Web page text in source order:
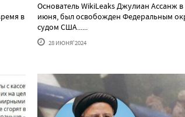
в
Основатель WikiLeaks Джулиан Ассанж в
июня, был освобожден Федеральным
судом США......
28 ИЮНЯ'2024